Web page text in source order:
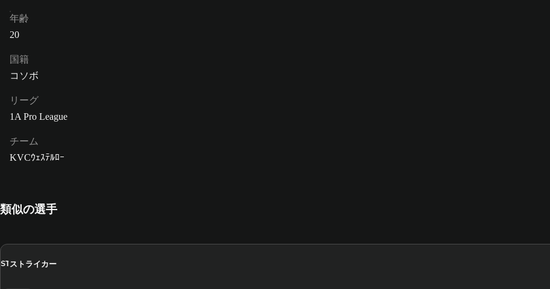
年齢
20
国籍
コソボ
リーグ
1A Pro League
チーム
KVCｳｪｽﾃﾙﾛｰ
類似の選手
ST ストライカー